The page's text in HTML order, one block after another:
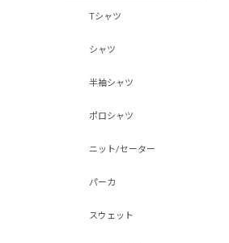
Tシャツ
シャツ
半袖シャツ
ポロシャツ
ニット/セーター
パーカ
スウェット